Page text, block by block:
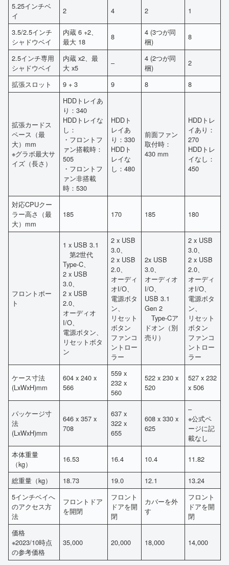
5.25インチベ
イ
2 4 2 1
3.5/2.5インチ
シャドウベイ
内蔵 6 +2、
最大 18
8
4 (3つが同
梱)
8
2.5インチ専用
シャドウベイ
内蔵 x2、最
大 x5
–
4 (2つが同
梱)
2
拡張スロット 9 + 3 9 8 8
拡張カードス
ペース（最
大）mm
※グラボ最大サ
イズ（長さ）
HDDトレイあ
り：340
HDDトレイな
し：
・フロントフ
ァン搭載時：
505
・フロントフ
ァン非搭載
時：530
HDDト
レイあ
り：330
HDDト
レイな
し：480
前面ファン
取付時：
430 mm
HDDトレ
イあり：
270
HDDトレ
イなし：
450
対応CPUクー
ラー高さ（最
大）mm
185 170 185 180
フロントポー
ト
1 x USB 3.1
第2世代
Type-C、
2 x USB
3.0、
2 x USB
2.0、
オーディオ
I/O、
電源ボタン、
リセットボタ
ン
2 x USB
3.0、
2 x USB
2.0、
オーディ
オI/O、
電源ボタ
ン、
リセット
ボタン
ファンコ
ントロー
ラー
2x USB
3.0、
オーディオ
I/O、
USB 3.1
Gen 2
Type-Cア
ドオン（別
売り）
2 x USB
3.0、
2 x USB
2.0、
オーディ
オI/O、
電源ボタ
ン、
リセット
ボタン
ファンコ
ントロー
ラー
ケース寸法
(LxWxH)mm
604 x 240 x
566
559 x
232 x
560
522 x 230 x
520
527 x 232
x 506
パッケージ寸
法
(LxWxH)mm
646 x 357 x
708
637 x
322 x
655
608 x 330 x
625
–
※公式ペ
ージに記
載なし
本体重量
（kg）
16.53 16.4 10.4 11.82
総重量（kg） 18.73 19.0 12.1
13.24
5インチベイへ
のアクセス方
法
フロントドア
を開閉
フロント
ドアを開
閉
カバーを外
す
フロント
ドアを開
閉
価格
※2023/10時点
の参考価格
35,000 20,000 18,000 14,000